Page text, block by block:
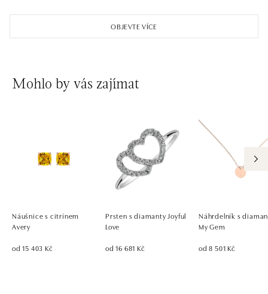
OBJEVTE VÍCE
Mohlo by vás zajímat
Náušnice s citrínem
Avery
od 15 403 Kč
Prsten s diamanty Joyful
Love
od 16 681 Kč
Náhrdelník s
My Gem
od 8 501 Kč